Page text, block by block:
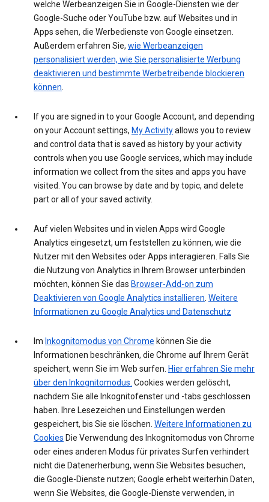
welche Werbeanzeigen Sie in Google-Diensten wie der
Google-Suche oder YouTube bzw. auf Websites und in
Apps sehen, die Werbedienste von Google einsetzen.
Außerdem erfahren Sie, wie Werbeanzeigen
personalisiert werden, wie Sie personalisierte Werbung
deaktivieren und bestimmte Werbetreibende blockieren
können.
If you are signed in to your Google Account, and depending
on your Account settings, My Activityallows you to review
and control data that is saved as history by your activity
controls when you use Google services, which may include
information we collect from the sites and apps you have
visited. You can browse by date and by topic, and delete
part or all of your saved activity.
Auf vielen Websites und in vielen Apps wird Google
Analytics eingesetzt, um feststellen zu können, wie die
Nutzer mit den Websites oder Apps interagieren. Falls Sie
die Nutzung von Analytics in Ihrem Browser unterbinden
möchten, können Sie das Browser-Add-on zum
Deaktivieren von Google Analytics installieren. Weitere
Informationen zu Google Analytics und Datenschutz
Im Inkognitomodus von Chrome können Sie die
Informationen beschränken, die Chrome auf Ihrem Gerät
speichert, wenn Sie im Web surfen. Hier erfahren Sie mehr
über den Inkognitomodus. Cookies werden gelöscht,
nachdem Sie alle Inkognitofenster und -tabs geschlossen
haben. Ihre Lesezeichen und Einstellungen werden
gespeichert, bis Sie sie löschen. Weitere Informationen zu
Cookies Die Verwendung des Inkognitomodus von Chrome
oder eines anderen Modus für privates Surfen verhindert
nicht die Datenerherbung, wenn Sie Websites besuchen,
die Google-Dienste nutzen; Google erhebt weiterhin Daten,
wenn Sie Websites, die Google-Dienste verwenden, in